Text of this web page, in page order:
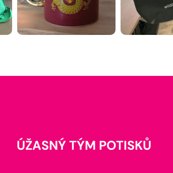
ÚŽASNÝ TÝM POTISKŮ